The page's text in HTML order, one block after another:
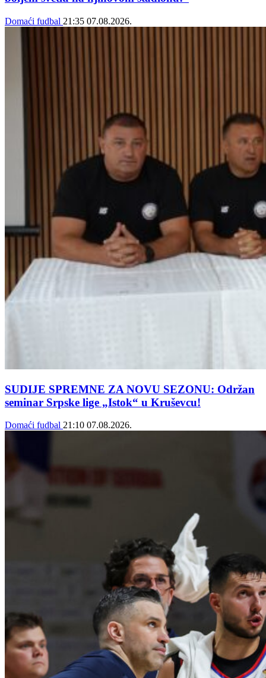
Domaći fudbal 21:35 07.08.2026.
SUDIJE SPREMNE ZA NOVU SEZONU: Održan
seminar Srpske lige „Istok“ u Kruševcu!
Domaći fudbal 21:10 07.08.2026.